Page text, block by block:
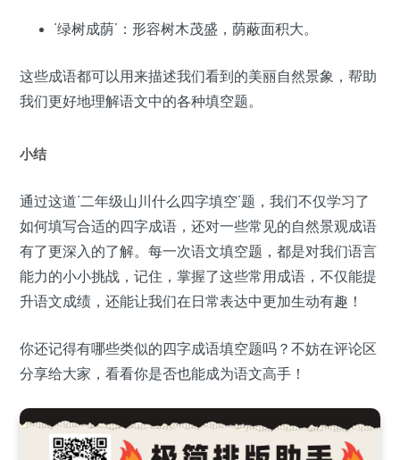
‘绿树成荫’：形容树木茂盛，荫蔽面积大。
这些成语都可以用来描述我们看到的美丽自然景象，帮助
我们更好地理解语文中的各种填空题。
小结
通过这道‘二年级山川什么四字填空’题，我们不仅学习了
如何填写合适的四字成语，还对一些常见的自然景观成语
有了更深入的了解。每一次语文填空题，都是对我们语言
能力的小小挑战，记住，掌握了这些常用成语，不仅能提
升语文成绩，还能让我们在日常表达中更加生动有趣！
你还记得有哪些类似的四字成语填空题吗？不妨在评论区
分享给大家，看看你是否也能成为语文高手！